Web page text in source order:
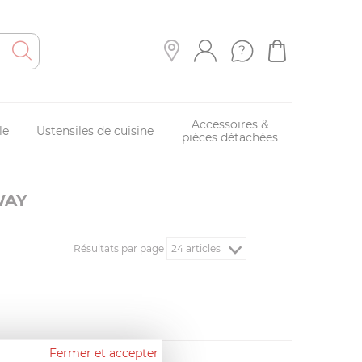
Ustensiles de cuisine
Accessoires &
pièces détachées
Résultats par page
Fermer et accepter